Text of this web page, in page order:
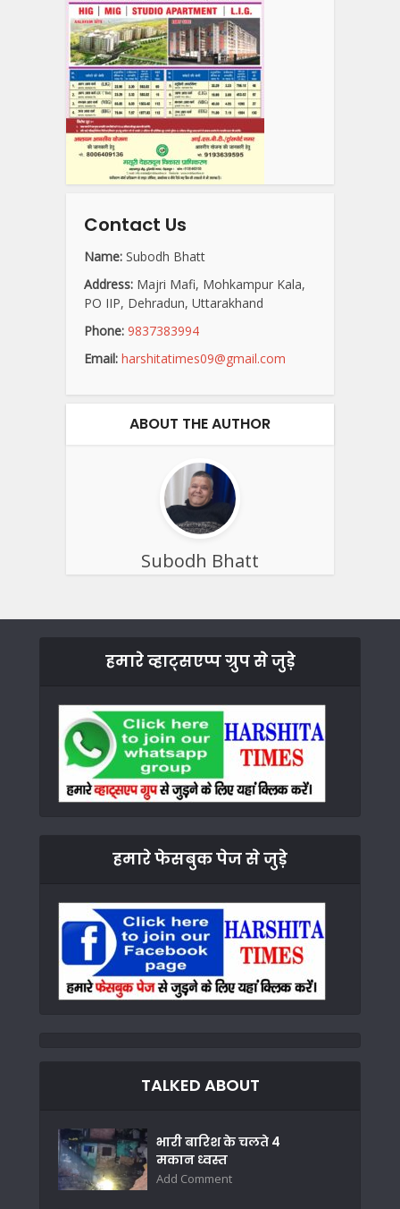
Contact Us
Name: Subodh Bhatt
Address: Majri Mafi, Mohkampur Kala,
PO IIP, Dehradun, Uttarakhand
Phone: 9837383994
Email: harshitatimes09@gmail.com
ABOUT THE AUTHOR
Subodh Bhatt
हमारे व्हाट्सएप्प ग्रुप से जुड़े
हमारे फेसबुक पेज से जुड़े
TALKED ABOUT
भारी बारिश के चलते 4
मकान ध्वस्त
Add Comment